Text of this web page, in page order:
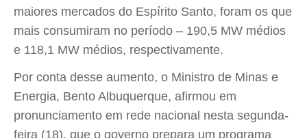
maiores mercados do Espírito Santo, foram os que
mais consumiram no período – 190,5 MW médios
e 118,1 MW médios, respectivamente.
Por conta desse aumento, o Ministro de Minas e
Energia, Bento Albuquerque, afirmou em
pronunciamento em rede nacional nesta segunda-
feira (18), que o governo prepara um programa